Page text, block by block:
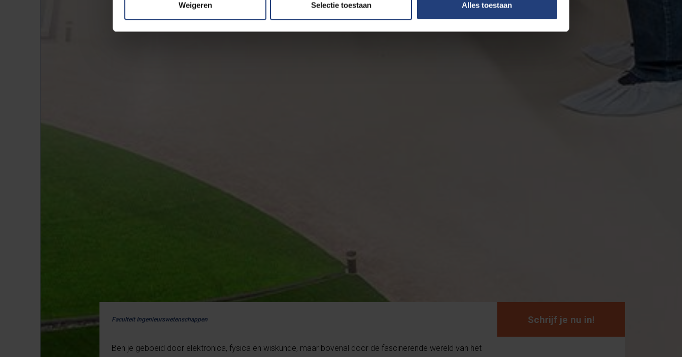
Weigeren Selectie toestaan Alles toestaan
Faculteit Ingenieurswetenschappen
Ben je geboeid door elektronica, fysica en wiskunde, maar bovenal door de fascinerende wereld van het
Schrijf je nu in!